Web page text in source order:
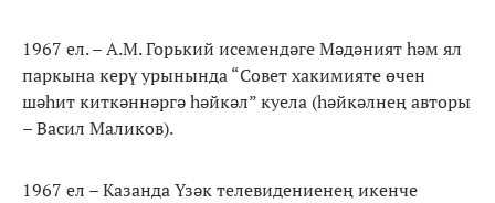
1967 ел. – А.М. Горький исемендәге Мәдәният һәм ял
паркына керү урынында “Совет хакимияте өчен
шәһит киткәннәргә һәйкәл” куела (һәйкәлнең авторы
– Васил Маликов).
1967 ел – Казанда Үзәк телевидениенең икенче